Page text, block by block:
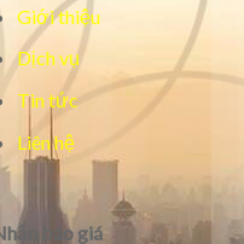
Giới thiệu
Dịch vụ
Tin tức
Liên hệ
báo giá